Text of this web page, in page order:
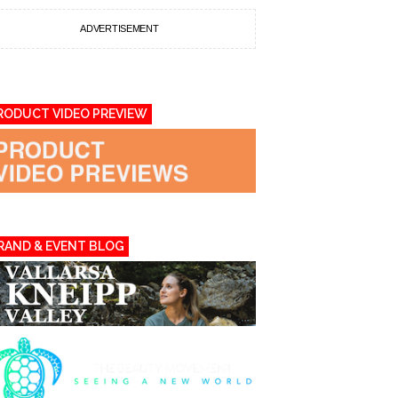
ADVERTISEMENT
VIDEO PREVIEW
& EVENT BLOG